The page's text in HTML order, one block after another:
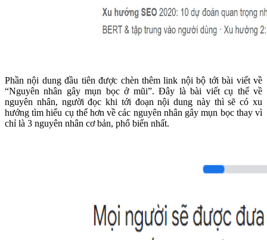
Phần nội dung đầu tiên được chèn thêm link nội bộ tới bài viết về
“Nguyên nhân gây mụn bọc ở mũi”. Đây là bài viết cụ thể về
nguyên nhân, người đọc khi tới đoạn nội dung này thì sẽ có xu
hướng tìm hiểu cụ thể hơn về các nguyên nhân gây mụn bọc thay vì
chỉ là 3 nguyên nhân cơ bản, phổ biến nhất.